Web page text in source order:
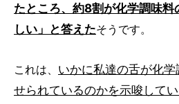
たところ、約8割が化学調味
しい」と答えたそうです。
これは、 いかに私達の舌が化
せられているのかを示唆して